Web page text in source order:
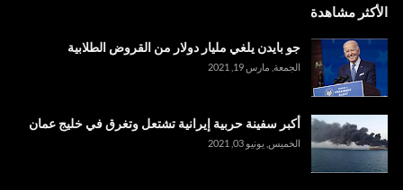
الأكثر مشاهدة
جو بايدن يلغي مليار دولار من القروض الطلابية
الجمعة, مارس 19, 2021
أكبر سفينة حربية إيرانية تشتعل وتغرق في خليج عمان
الخميس, يونيو 03, 2021